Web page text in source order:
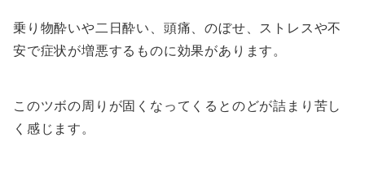
乗り物酔いや二日酔い、頭痛、のぼせ、ストレスや不
安で症状が増悪するものに効果があります。
このツボの周りが固くなってくるとのどが詰まり苦し
く感じます。